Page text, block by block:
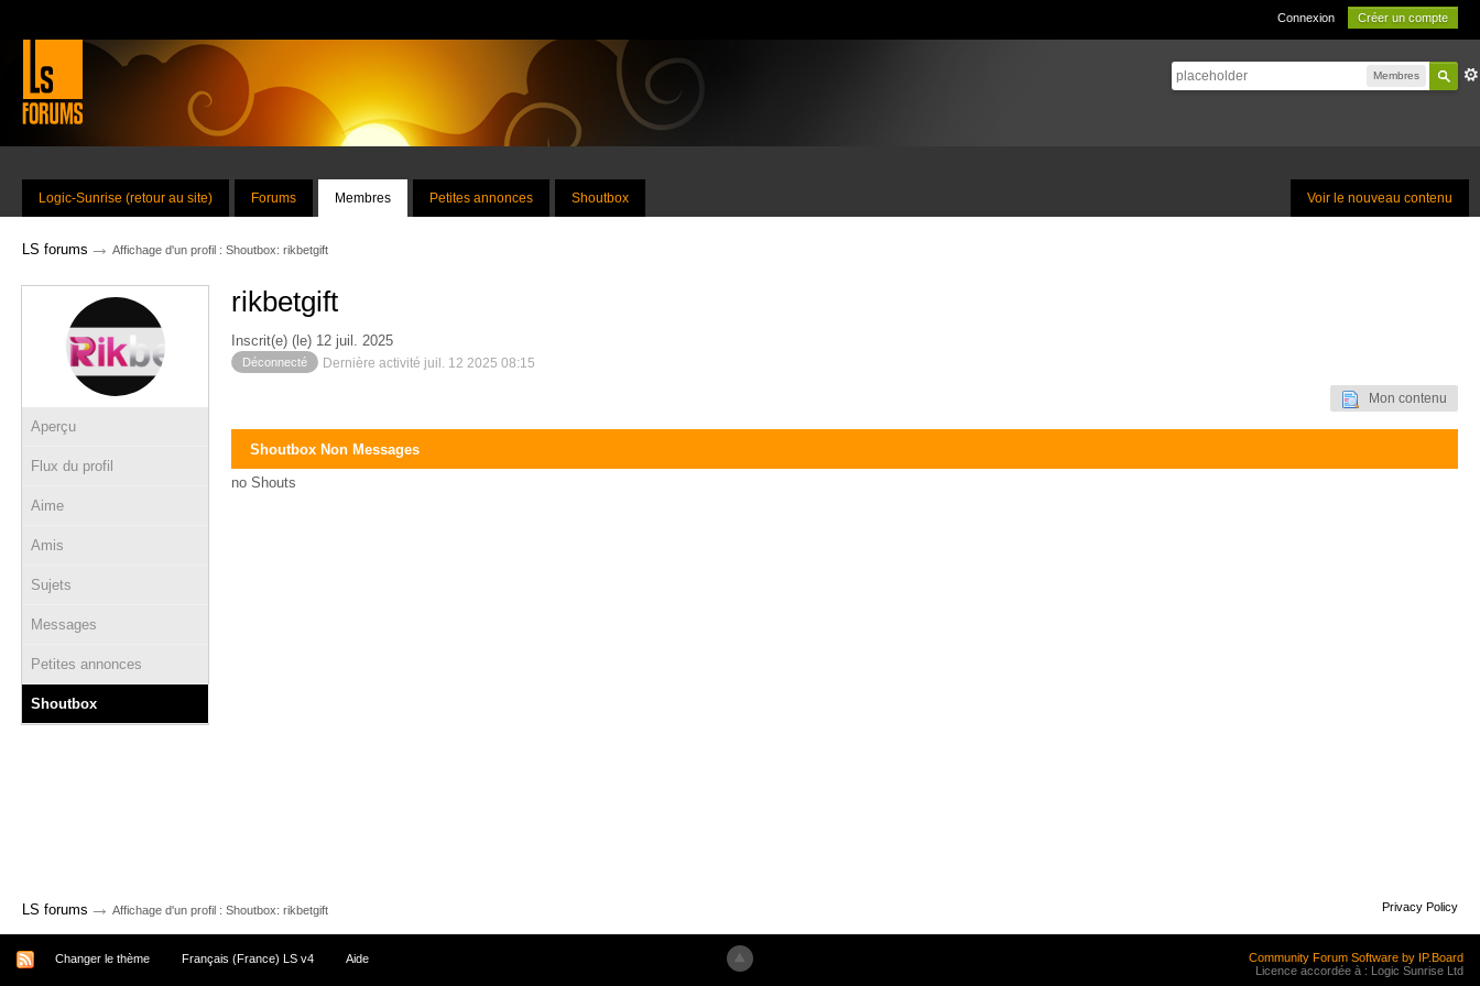
Connexion Créer un compte
Membres
Voir le nouveau contenu
Logic-Sunrise (retour au site) Forums Membres Petites annonces Shoutbox
LS forums → Affichage d'un profil : Shoutbox: rikbetgift
Aperçu
Flux du profil
Aime
Amis
Sujets
Messages
Petites annonces
Shoutbox
rikbetgift
Inscrit(e) (le) 12 juil. 2025
Déconnecté Dernière activité juil. 12 2025 08:15
Mon contenu
Shoutbox Non Messages
no Shouts
LS forums → Affichage d'un profil : Shoutbox: rikbetgift Privacy Policy
Changer le thème Français (France) LS v4 Aide
Community Forum Software by IP.Board
Licence accordée à : Logic Sunrise Ltd